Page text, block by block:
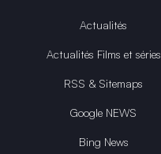
Actualités
Actualités Films et séries
RSS & Sitemaps
Google NEWS
Bing News